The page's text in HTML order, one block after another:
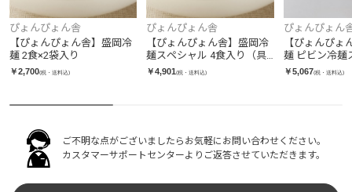
ぴょんぴょん舎
【ぴょんぴょん舎】盛岡冷
麺 2食×2袋入り
￥2,700(税・送料込)
ぴょんぴょん舎
【ぴょんぴょん舎】盛岡冷
麺スペシャル 4食入り（具
材付き）
￥4,901(税・送料込)
ぴょんぴょん
【ぴょんぴょ
麺 ピビン冷麺
食入り
￥5,067(税・送料込)
ご不明な点がございましたらお気軽にお問い合わせください。
カスタマーサポートセンターよりご返答させていただきます。